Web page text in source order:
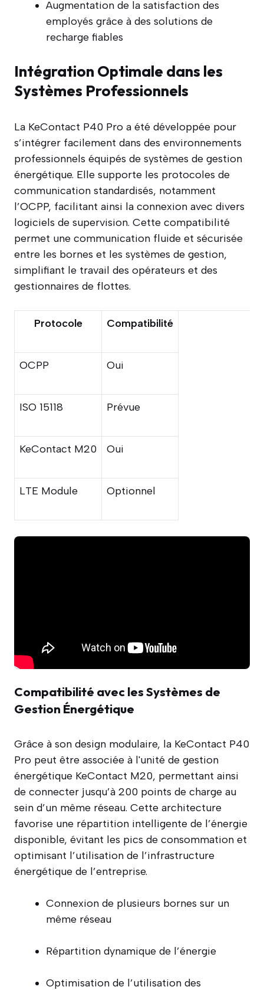
Augmentation de la satisfaction des
employés grâce à des solutions de
recharge fiables
Intégration Optimale dans les
Systèmes Professionnels
La KeContact P40 Pro a été développée pour
s’intégrer facilement dans des environnements
professionnels équipés de systèmes de gestion
énergétique. Elle supporte les protocoles de
communication standardisés, notamment
l’OCPP, facilitant ainsi la connexion avec divers
logiciels de supervision. Cette compatibilité
permet une communication fluide et sécurisée
entre les bornes et les systèmes de gestion,
simplifiant le travail des opérateurs et des
gestionnaires de flottes.
Protocole Compatibilité
OCPP Oui
ISO 15118 Prévue
KeContact M20 Oui
LTE Module Optionnel
Compatibilité avec les Systèmes de
Gestion Énergétique
Grâce à son design modulaire, la KeContact P40
Pro peut être associée à l'unité de gestion
énergétique KeContact M20, permettant ainsi
de connecter jusqu’à 200 points de charge au
sein d’un même réseau. Cette architecture
favorise une répartition intelligente de l’énergie
disponible, évitant les pics de consommation et
optimisant l’utilisation de l’infrastructure
énergétique de l’entreprise.
Connexion de plusieurs bornes sur un
même réseau
Répartition dynamique de l’énergie
Optimisation de l’utilisation des